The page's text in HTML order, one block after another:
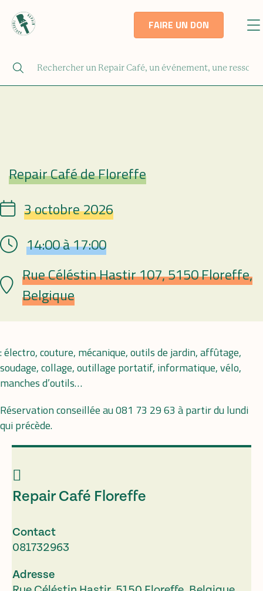
FAIRE UN DON
Repair Café
Repair Café de Floreffe
Date 3 octobre 2026
Hour 14:00 à 17:00
Lieu Rue Céléstin Hastir 107, 5150 Floreffe,
Belgique
: électro, couture, mécanique, outils de jardin, affûtage,
soudage, collage, outillage portatif, informatique, vélo,
manches d’outils…
Réservation conseillée au 081 73 29 63 à partir du lundi
qui précède.
Repair Café Floreffe
Contact
081732963
Adresse